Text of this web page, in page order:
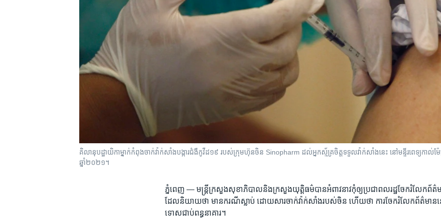
គិលានុបដ្ឋាយិកាម្នាក់កំពុងចាក់វ៉ាក់សាំងបង្ការជំងឺកូវីដ១៩ របស់ក្រុមហ៊ុនចិន Sinopharm ដល់អ្នកស្ម័គ្រចិត្តទទួលវ៉ាក់សាំងនេះ នៅមន្ទីរពេទ្យកាល់ម៉ែ
ឆ្នាំ២០២១។
ភ្នំពេញ —មន្រ្តី​ក្រសួង​សុខាភិបាលនិង​ក្រសួង​យុត្តិធម៌​បាន​អំពាវនាវ​កុំ​ឲ្យ​ប្រជា​ពលរដ្ឋ​ចែក​រំលែក​ព័ត៌​ម
ដែល​និយាយ​ថា ​មាន​ករណី​ស្លាប់ ​ដោយ​សារ​ចាក់​វ៉ាក់សាំងរបស់​ចិន ហើយ​ថា​ ការ​ចែក​រំលែក​ព័ត៌មាន​
ទោស​ជាប់​ពន្ធនាគារ។